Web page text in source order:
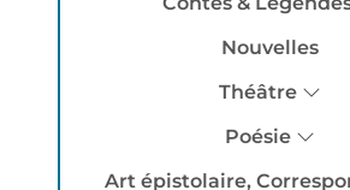
Nouvelles
Théâtre
Poésie
Art épistolaire,